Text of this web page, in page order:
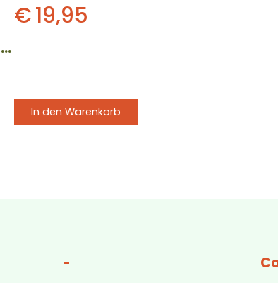
Fassadenschrauben aus gehärtetem Edelstahl | mit selbstbohrendem Kopf | 4×40 mm | 200 Stück
€19,95
In den Warenkorb
-